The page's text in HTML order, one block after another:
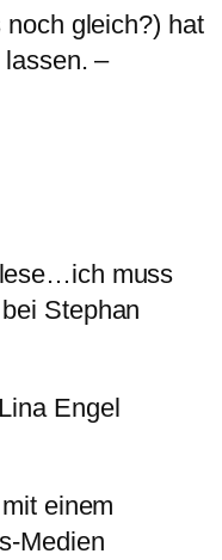
gleich?) hat
–
muss
Stephan
Engel
einem
Medien